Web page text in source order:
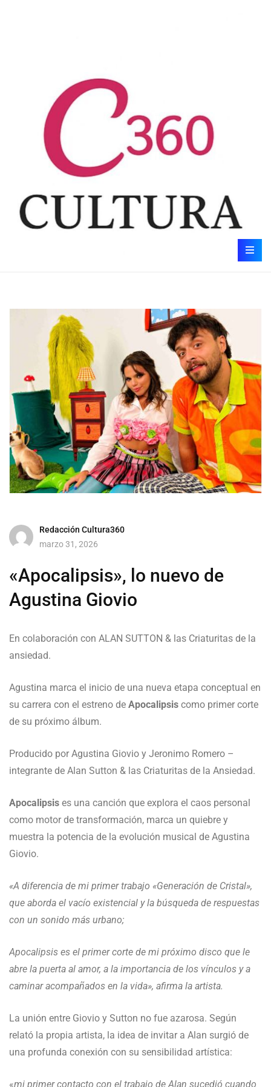
Redacción Cultura360
marzo 31, 2026
«Apocalipsis», lo nuevo de
Agustina Giovio
En colaboración con ALAN SUTTON & las Criaturitas de la
ansiedad.
Agustina marca el inicio de una nueva etapa conceptual en
su carrera con el estreno de Apocalipsis como primer corte
de su próximo álbum.
Producido por Agustina Giovio y Jeronimo Romero –
integrante de Alan Sutton & las Criaturitas de la Ansiedad.
Apocalipsis es una canción que explora el caos personal
como motor de transformación, marca un quiebre y
muestra la potencia de la evolución musical de Agustina
Giovio.
«A diferencia de mi primer trabajo «Generación de Cristal»,
que aborda el vacío existencial y la búsqueda de respuestas
con un sonido más urbano;
Apocalipsis es el primer corte de mi próximo disco que le
abre la puerta al amor, a la importancia de los vínculos y a
caminar acompañados en la vida», afirma la artista.
La unión entre Giovio y Sutton no fue azarosa. Según
relató la propia artista, la idea de invitar a Alan surgió de
una profunda conexión con su sensibilidad artística:
«mi primer contacto con el trabajo de Alan sucedió cuando